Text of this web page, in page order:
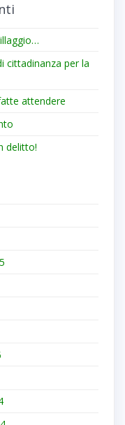
cittadinanza per la
attendere
delitto!